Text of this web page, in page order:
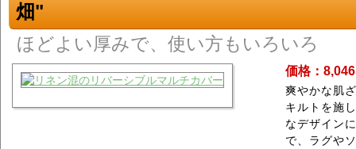
畑"
ほどよい厚みで、使い方もいろいろ
価格：
爽やかな肌
キルトを施
なデザイン
で、ラグや